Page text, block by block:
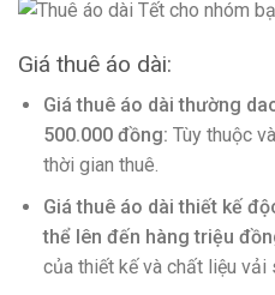
Giá thuê áo dài:
Giá thuê áo dài thường
500.000 đồng: Tùy thuộc
thời gian thuê.
Giá thuê áo dài thiết kế
thể lên đến hàng triệu
của thiết kế và chất liệu vải